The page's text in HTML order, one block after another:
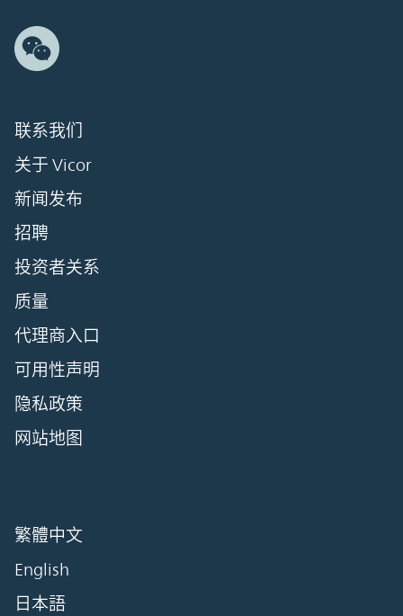
联系我们
关于 Vicor
新闻发布
招聘
投资者关系
质量
代理商入口
可用性声明
隐私政策
网站地图
繁體中文
English
日本語